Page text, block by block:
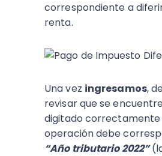
correspondiente a
renta.
Una vez ingresamos,
revisar que se
digitado correctamente
operación debe
“Año tributario 2022”